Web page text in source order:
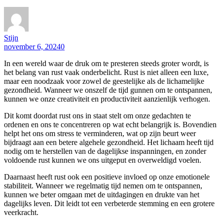
Stijn
november 6, 20240
In een wereld waar de druk om te presteren steeds groter wordt, is
het belang van rust vaak onderbelicht. Rust is niet alleen een luxe,
maar een noodzaak voor zowel de geestelijke als de lichamelijke
gezondheid. Wanneer we onszelf de tijd gunnen om te ontspannen,
kunnen we onze creativiteit en productiviteit aanzienlijk verhogen.
Dit komt doordat rust ons in staat stelt om onze gedachten te
ordenen en ons te concentreren op wat echt belangrijk is. Bovendien
helpt het ons om stress te verminderen, wat op zijn beurt weer
bijdraagt aan een betere algehele gezondheid. Het lichaam heeft tijd
nodig om te herstellen van de dagelijkse inspanningen, en zonder
voldoende rust kunnen we ons uitgeput en overweldigd voelen.
Daarnaast heeft rust ook een positieve invloed op onze emotionele
stabiliteit. Wanneer we regelmatig tijd nemen om te ontspannen,
kunnen we beter omgaan met de uitdagingen en drukte van het
dagelijks leven. Dit leidt tot een verbeterde stemming en een grotere
veerkracht.